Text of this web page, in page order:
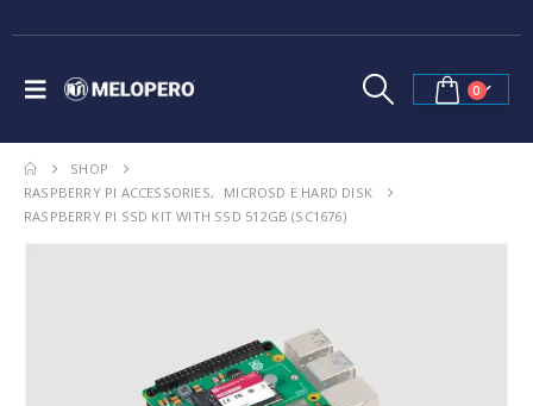
0
SHOP
RASPBERRY PI ACCESSORIES,
MICROSD E HARD DISK
RASPBERRY PI SSD KIT WITH SSD 512GB (SC1676)